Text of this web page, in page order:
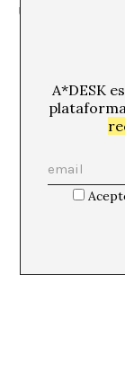
Unknowns»
A*DESK